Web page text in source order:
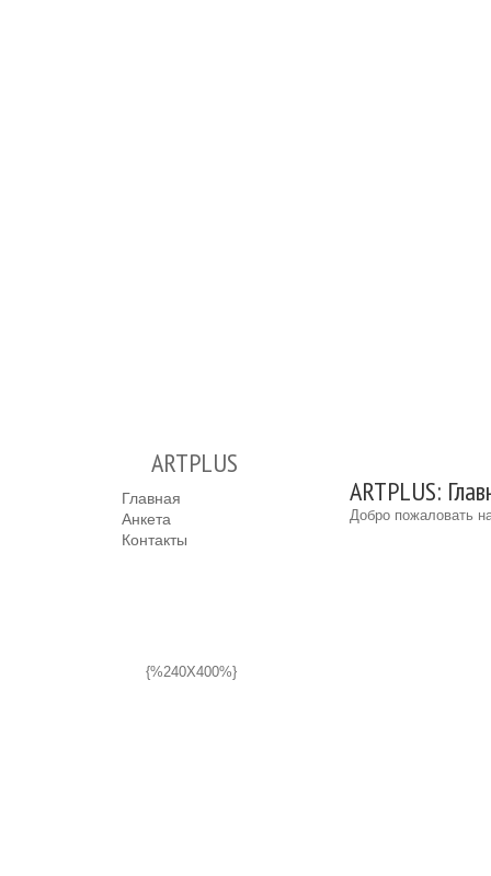
ARTPLUS
Главная
Анкета
Контакты
{%240X400%}
ARTPLUS:
Добро пожаловать